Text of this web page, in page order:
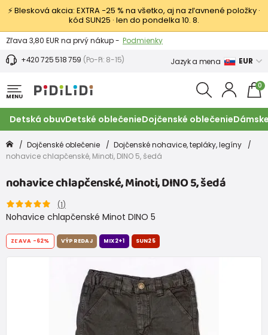
⚡ Blesková akcia: EXTRA −25 % na všetko, aj na zľavnené položky ·
kód SUN25 · len do pondelka 10. 8.
Výmena a vrátenie tovaru - Zobraziť
Zľava 3,80 EUR na prvý nákup - Podmienky
+420 725 518 759 (Po-Pi: 8-15) Jazyk a mena EUR
MENU
0
Detská obuvDetské oblečenieDojčenské oblečenie
Dojčenské oblečenie
Dojčenské nohavice, tepláky, legíny
nohavice chlapčenské, Minoti, DINO 5, šedá
nohavice chlapčenské, Minoti, DINO 5, šedá
(1)
Nohavice chlapčenské Minot DINO 5
ZĽAVA -62% VÝPREDAJ MIX2+1 SUN25